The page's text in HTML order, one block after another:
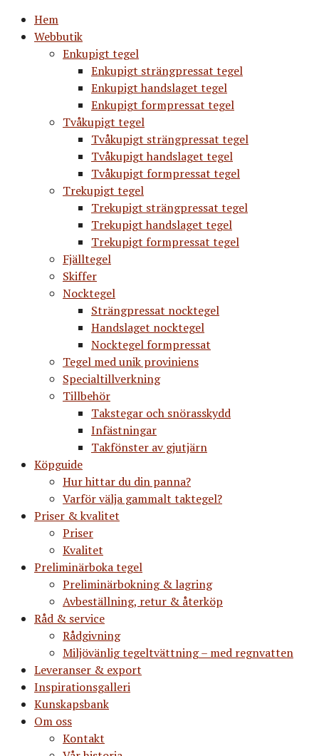
Hem
Webbutik
Enkupigt tegel
Enkupigt strängpressat tegel
Enkupigt handslaget tegel
Enkupigt formpressat tegel
Tvåkupigt tegel
Tvåkupigt strängpressat tegel
Tvåkupigt handslaget tegel
Tvåkupigt formpressat tegel
Trekupigt tegel
Trekupigt strängpressat tegel
Trekupigt handslaget tegel
Trekupigt formpressat tegel
Fjälltegel
Skiffer
Nocktegel
Strängpressat nocktegel
Handslaget nocktegel
Nocktegel formpressat
Tegel med unik proviniens
Specialtillverkning
Tillbehör
Takstegar och snörasskydd
Infästningar
Takfönster av gjutjärn
Köpguide
Hur hittar du din panna?
Varför välja gammalt taktegel?
Priser & kvalitet
Priser
Kvalitet
Preliminärboka tegel
Preliminärbokning & lagring
Avbeställning, retur & återköp
Råd & service
Rådgivning
Miljövänlig tegeltvättning – med regnvatten
Leveranser & export
Inspirationsgalleri
Kunskapsbank
Om oss
Kontakt